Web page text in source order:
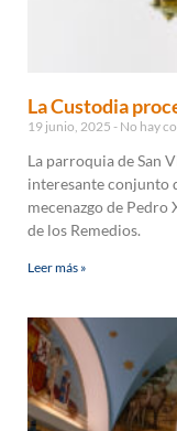
La Custodia
19 junio, 2025 No hay
La parroquia de San
interesante conjunto
mecenazgo de Pedro
de los Remedios.
Leer más »